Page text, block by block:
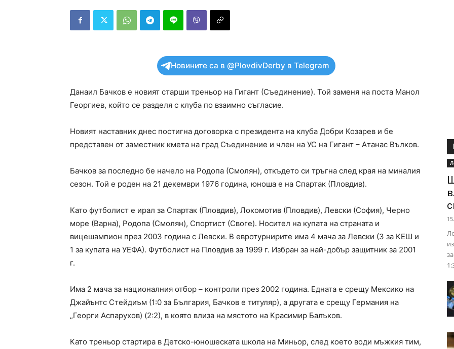
Новините са в @PlovdivDerby в Telegram
Данаил Бачков е новият старши треньор на Гигант (Съединение). Той заменя на поста Манол
Георгиев, който се разделя с клуба по взаимно съгласие.
Новият наставник днес постигна договорка с президента на клуба Добри Козарев и бе
представен от заместник кмета на град Съединение и член на УС на Гигант – Атанас Вълков.
Бачков за последно бе начело на Родопа (Смолян), откъдето си тръгна след края на миналия
сезон. Той е роден на 21 декември 1976 година, юноша е на Спартак (Пловдив).
Като футболист е ирал за Спартак (Пловдив), Локомотив (Пловдив), Левски (София), Черно
море (Варна), Родопа (Смолян), Спортист (Своге). Носител на купата на страната и
вицешампион през 2003 година с Левски. В евротурнирите има 4 мача за Левски (3 за КЕШ и
1 за купата на УЕФА). Футболист на Пловдив за 1999 г. Избран за най-добър защитник за 2001
г.
Има 2 мача за националния отбор – контроли през 2002 година. Едната е срещу Мексико на
Джайънтс Стейдиъм (1:0 за България, Бачков е титуляр), а другата е срещу Германия на
„Георги Аспарухов) (2:2), в която влиза на мястото на Красимир Балъков.
Като треньор стартира в Детско-юношеската школа на Миньор, след което води мъжкия тим,